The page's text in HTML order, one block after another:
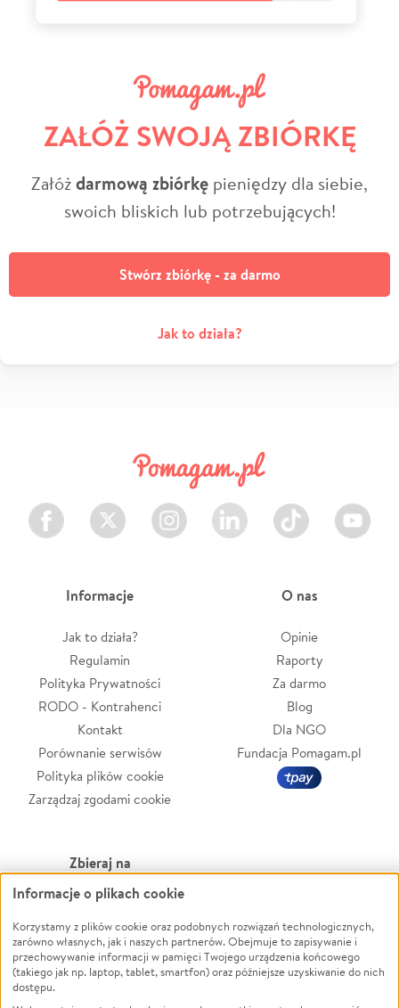
ZAŁÓŻ SWOJĄ ZBIÓRKĘ
Załóżdarmową zbiórkę pieniędzy dla siebie,
swoich bliskich lub potrzebujących!
Stwórz zbiórkę - za darmo
Jak to działa?
Facebook Twitter Instagram LinkedIn TikTok Youtube
Informacje
Jak to działa?
Regulamin
Polityka Prywatności
RODO - Kontrahenci
Kontakt
Porównanie serwisów
Polityka plików cookie
Zarządzaj zgodami cookie
O nas
Opinie
Raporty
Za darmo
Blog
Dla NGO
Fundacja Pomagam.pl
Zbieraj na
Leczenie
Zwierzęta
Pożar
Ukraina
Powódź
Wichura
NGO
Informacje o plikach cookie
Korzystamy z plików cookie oraz podobnych rozwiązań technologicznych,
zarówno własnych, jak i naszych partnerów. Obejmuje to zapisywanie i
przechowywanie informacji w pamięci Twojego urządzenia końcowego
(takiego jak np. laptop, tablet, smartfon) oraz późniejsze uzyskiwanie do nich
dostępu.